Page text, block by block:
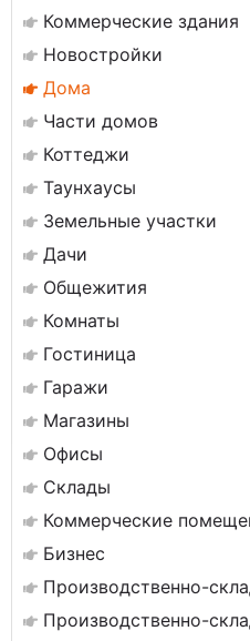
Коммерческие здания
Новостройки
Дома
Части домов
Коттеджи
Таунхаусы
Земельные участки
Дачи
Общежития
Комнаты
Гостиница
Гаражи
Магазины
Офисы
Склады
Коммерческие
Бизнес
Производственно-
Производственно-